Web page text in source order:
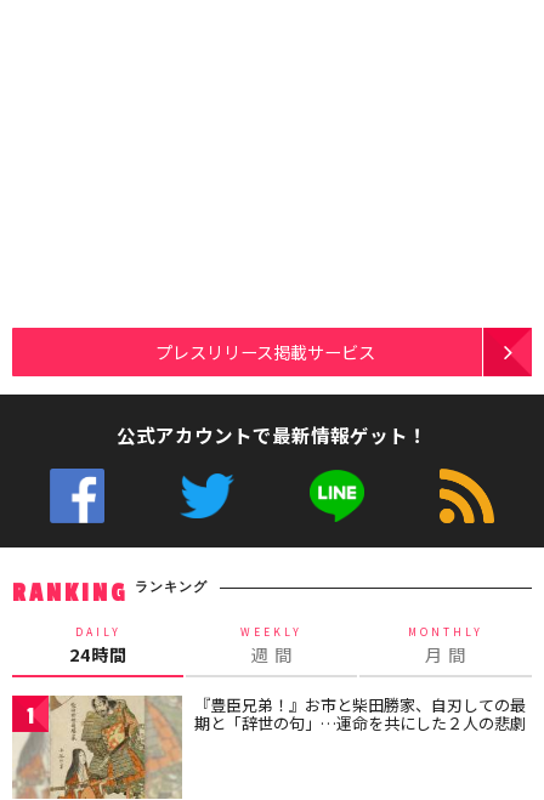
プレスリリース掲載サービス
公式アカウントで最新情報ゲット！
RANKING ランキング
DAILY
24時間
WEEKLY
週 間
MONTHLY
月 間
1 『豊臣兄弟！』お市と柴田勝家、自刃しての最
期と「辞世の句」…運命を共にした２人の悲劇